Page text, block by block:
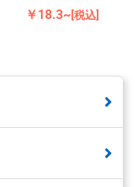
￥18.3~[税込]